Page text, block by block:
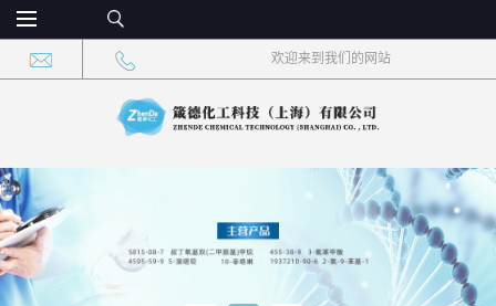
欢迎来到我们的网站